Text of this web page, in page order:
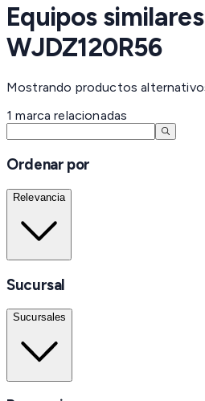
Equipos
WJDZ120R56
Mostrando productos
1 marca relacionadas
Ordenar por
Relevancia
Sucursal
Sucursales